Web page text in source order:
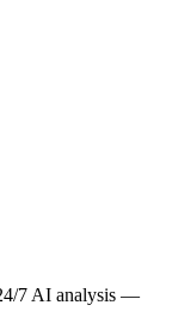
7 AI analysis —